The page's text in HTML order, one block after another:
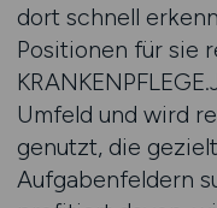
dort schnell
Positionen für sie
Umfeld und wird
genutzt, die
Aufgabenfeldern